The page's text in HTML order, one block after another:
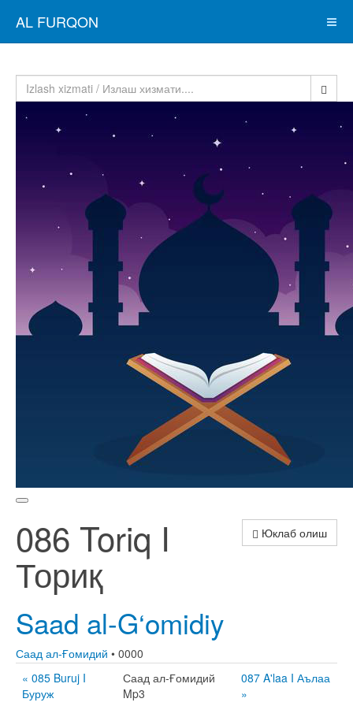
AL FURQON
Юклаб олиш
086 Toriq I
Ториқ
Saad al-G‘omidiy
Саад ал-Ғомидий • 0000
« 085 Buruj I
Буруж
Саад ал-Ғомидий
Mp3
087 A'laa I Аълаа
»